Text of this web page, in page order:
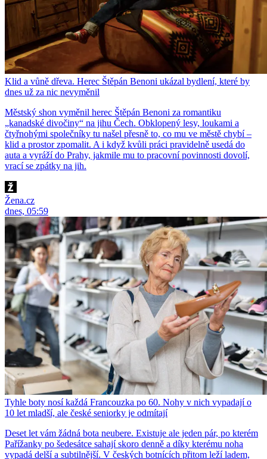
Klid a vůně dřeva. Herec Štěpán Benoni ukázal bydlení, které by
dnes už za nic nevyměnil
Městský shon vyměnil herec Štěpán Benoni za romantiku
„kanadské divočiny“ na jihu Čech. Obklopený lesy, loukami a
čtyřnohými společníky tu našel přesně to, co mu ve městě chybí –
klid a prostor zpomalit. A i když kvůli práci pravidelně usedá do
auta a vyráží do Prahy, jakmile mu to pracovní povinnosti dovolí,
vrací se zpátky na jih.
Žena.cz
dnes, 05:59
Tyhle boty nosí každá Francouzka po 60. Nohy v nich vypadají o
10 let mladší, ale české seniorky je odmítají
Deset let vám žádná bota neubere. Existuje ale jeden pár, po kterém
Pařížanky po šedesátce sahají skoro denně a díky kterému noha
vypadá delší a subtilnější. V českých botnících přitom leží ladem,